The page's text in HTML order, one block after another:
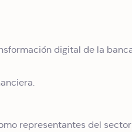
digital de la
representantes del